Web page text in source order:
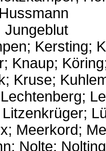
Jungeblut
Kersting;
Knaup;
Kruse;
Meerkord;
Nolte; Nolting